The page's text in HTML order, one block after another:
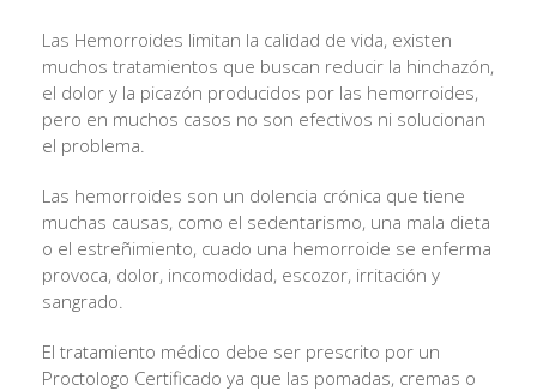
Las Hemorroides limitan la calidad de vida, existen
muchos tratamientos que buscan reducir la hinchazón,
el dolor y la picazón producidos por las hemorroides,
pero en muchos casos no son efectivos ni solucionan
el problema.
Las hemorroides son un dolencia crónica que tiene
muchas causas, como el sedentarismo, una mala dieta
o el estreñimiento, cuado una hemorroide se enferma
provoca, dolor, incomodidad, escozor, irritación y
sangrado.
El tratamiento médico debe ser prescrito por un
Proctologo Certificado ya que las pomadas, cremas o